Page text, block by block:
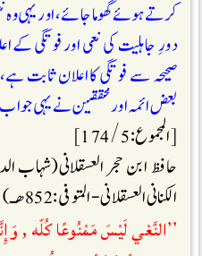
کرتے ہوئے گھوما جائے، اور یہی
دورِ جاہلیت کی نعی اور فوتگی
صحیحہ سے فوتگی کااعلان ثابت
بعض ائمہ اورمحققين نے یہی
[المجموع : 5 / 174]
حافظ ابن حجر العسقلانی(شہاب
الکنانی العسقلانی- المتوفی : 852ھـ) فرماتے ہیں کہ :
’’النَّعْي لَيْسَ مَمْنُوعًا كُلّه ,